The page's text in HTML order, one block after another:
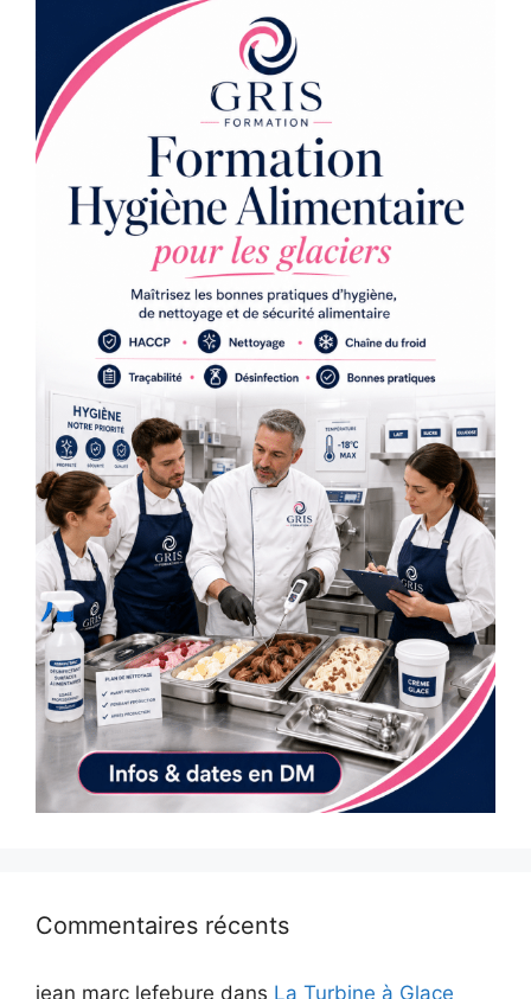
Commentaires récents
jean marc lefebure dans La Turbine à Glace